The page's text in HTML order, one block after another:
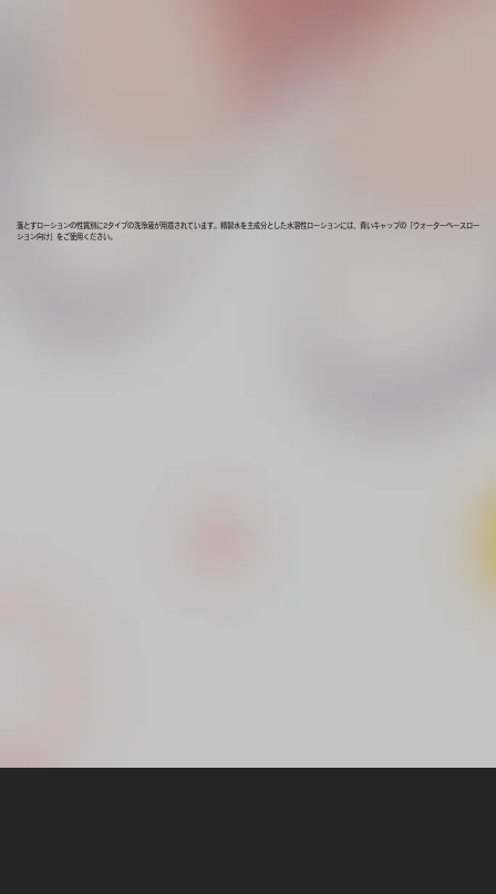
落とすローションの性質別に2タイプの洗浄液が用意されています。精製水を主成分とした水溶性ローションには、青いキャップの「ウォーターベースロー
ション向け」をご使用ください。